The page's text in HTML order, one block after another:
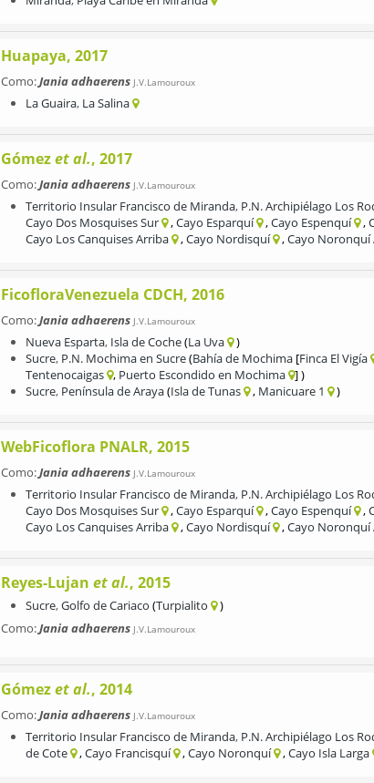
Huapaya, 2017
Como:Jania adhaerens J.V.Lamouroux
La Guaira, La Salina
Gómezet al., 2017
Como:Jania adhaerens J.V.Lamouroux
Territorio Insular Francisco de Miranda, P.N. Archipiélago Los
Cayo Dos Mosquises Sur
Cayo Esparquí Cayo Espenquí
Cayo Los Canquises Arriba
Cayo Nordisquí Cayo Noronquí
FicofloraVenezuela CDCH, 2016
Como:Jania adhaerens J.V.Lamouroux
Nueva Esparta, Isla de Coche La Uva
Sucre, P.N. Mochima en Sucre Bahía de Mochima Finca El Vigía
Tentenocaigas
Puerto Escondido en Mochima
Sucre, Península de Araya Isla de Tunas Manicuare 1
WebFicoflora PNALR, 2015
Como:Jania adhaerens J.V.Lamouroux
Territorio Insular Francisco de Miranda, P.N. Archipiélago Los
Cayo Dos Mosquises Sur
Cayo Esparquí Cayo Espenquí
Cayo Los Canquises Arriba
Cayo Nordisquí Cayo Noronquí
Reyes-Lujan et al., 2015
Sucre,Golfo de Cariaco Turpialito
Como:Jania adhaerens J.V.Lamouroux
Gómezet al., 2014
Como:Jania adhaerens J.V.Lamouroux
Territorio Insular Francisco de Miranda, P.N. Archipiélago Los
de Cote
Cayo Francisquí Cayo Noronquí Cayo Isla Larga